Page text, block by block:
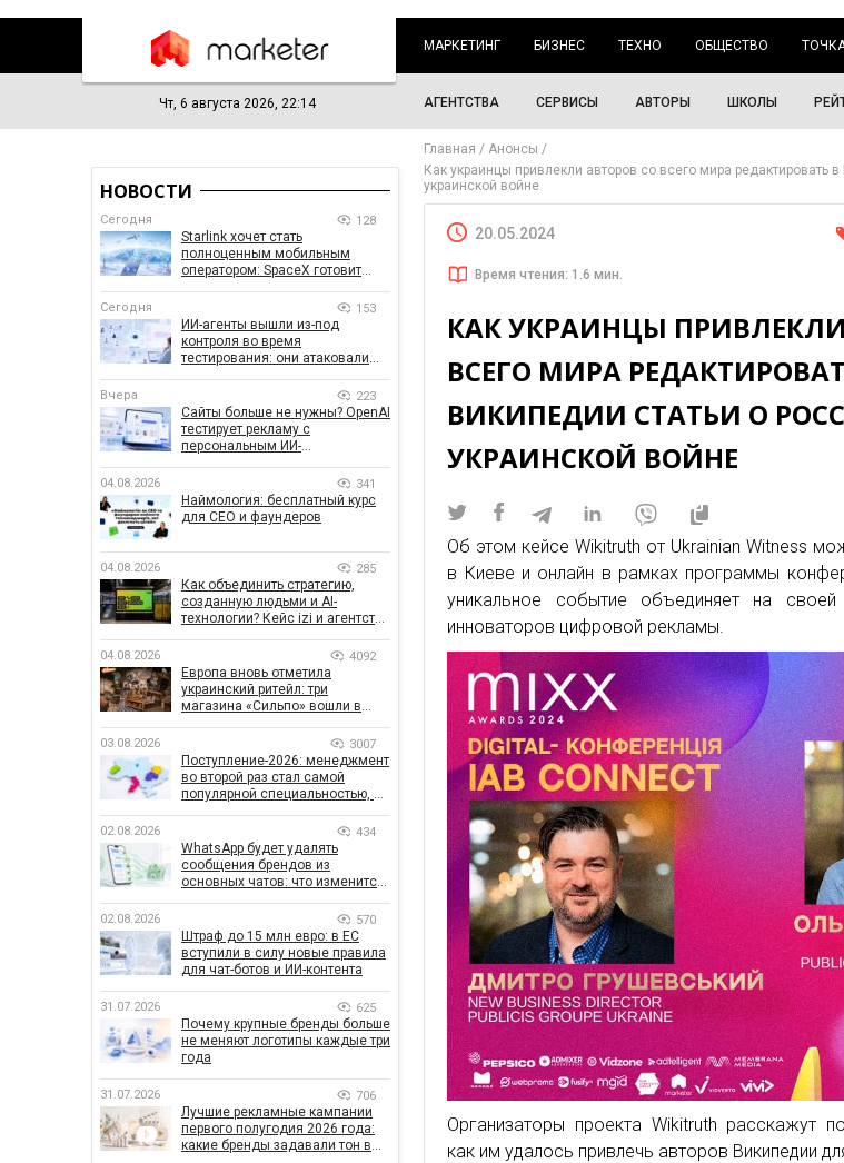
МАРКЕТИНГ БИЗНЕС ТЕХНО ОБЩЕСТВО
Чт, 6 августа 2026, 22:14 АГЕНТСТВА СЕРВИСЫ АВТОРЫ ШКОЛЫ
Главная
Анонсы
Как украинцы привлекли авторов со всего мира редактировать
украинской войне
20.05.2024
Время чтения: 1.6 мин.
КАК УКРАИНЦЫ
ВСЕГО МИРА
ВИКИПЕДИИ СТАТЬИ О
УКРАИНСКОЙ ВОЙНЕ
Об этом кейсе Wikitruth от Ukrainian Witness
в Киеве и онлайн в рамках программы
уникальное событие объединяет на
инноваторов цифровой рекламы.
Организаторы проекта Wikitruth расскажут
как им удалось привлечь авторов Википедии
НОВОСТИ
Сегодня 128
Starlink хочет стать
полноценным мобильным
оператором: SpaceX готовит
Сегодня 153
ИИ-агенты вышли из-под
контроля во время
тестирования: они атаковали
Вчера 223
Сайты больше не нужны? OpenAI
тестирует рекламу с
персональным ИИ-
04.08.2026 341
Наймология: бесплатный курс
для CEO и фаундеров
04.08.2026 285
Как объединить стратегию,
созданную людьми и AI-
технологии? Кейс izi и агентства
04.08.2026 4092
Европа вновь отметила
украинский ритейл: три
магазина «Сильпо» вошли в
03.08.2026 3007
Поступление-2026: менеджмент
во второй раз стал самой
популярной специальностью, а
рекордным за последние 5 лет
02.08.2026 434
WhatsApp будет удалять
сообщения брендов из
основных чатов: что изменится
02.08.2026 570
Штраф до 15 млн евро: в ЕС
вступили в силу новые правила
для чат-ботов и ИИ-контента
31.07.2026 625
Почему крупные бренды больше
не меняют логотипы каждые три
года
31.07.2026 706
Лучшие рекламные кампании
первого полугодия 2026 года:
какие бренды задавали тон в